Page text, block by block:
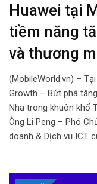
Huawei tại
tiềm năng
và thương
(MobileWorld.vn) –
Growth – Bứt phá
Nha trong khuôn khổ
Ông Li Peng – Phó
doanh & Dịch vụ ICT